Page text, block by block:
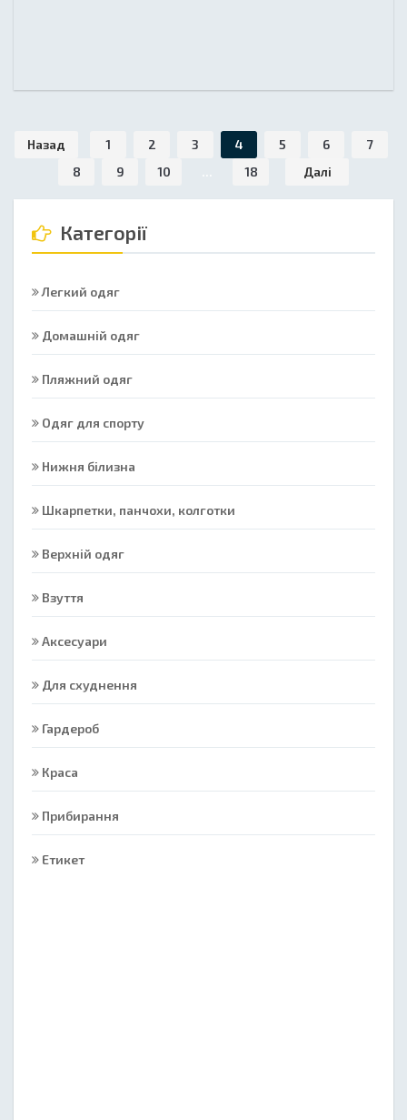
Назад 1 2 3 4 5 6
7
8
9 10 18 Далі
Категорії
Легкий одяг
Домашній одяг
Пляжний одяг
Одяг для спорту
Нижня білизна
Шкарпетки, панчохи, колготки
Верхній одяг
Взуття
Аксесуари
Для схуднення
Гардероб
Краса
Прибирання
Етикет